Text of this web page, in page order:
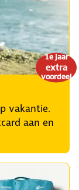
1e jaar
extra
voordeel
vakantie.
aan en